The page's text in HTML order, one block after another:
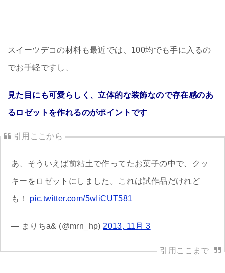
スイーツデコの材料も最近では、100均でも手に入るの
でお手軽ですし、
見た目にも可愛らしく、立体的な装飾なので存在感のあ
るロゼットを作れるのがポイントです
あ、そういえば前粘土で作ってたお菓子の中で、クッ
キーをロゼットにしました。これは試作品だけれど
も！ pic.twitter.com/5wIiCUT581
— まりちa& (@mrn_hp) 2013, 11月 3